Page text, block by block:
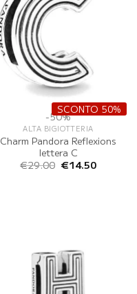
-50%
ALTA BIGIOTTERIA
Charm Pandora Reflexions
lettera C
SCONTO 50%
€29.00 Il
prezzo
€14.50Il
prezzo